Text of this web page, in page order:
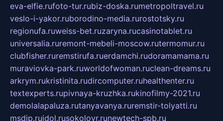
eva-elfie.rufoto-tur.rubiz-doska.rumetropoltravel.ru
veslo-i-yakor.ruborodino-media.rurostotsky.ru
regionufa.ruweiss-bet.ruzaryna.rucasinotablet.ru
universalia.ruremont-mebeli-moscow.rutermomur.ru
clubfisher.ruremstirufa.ruerdamchi.rudoramamama.ru
muraviovka-park.ruworldofwoman.ruclean-dreams.ru
arkrym.rukristinita.rudircomputer.ruhealthenter.ru
textexperts.rupivnaya-kruzhka.rukinofilmy-2021.ru
demolalapaluza.rutanyavanya.ruremstir-tolyatti.ru
msdip.rujdol.rusokolovr.runewtech-spb.ru